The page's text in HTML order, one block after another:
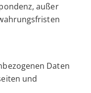
außer
Daten
und